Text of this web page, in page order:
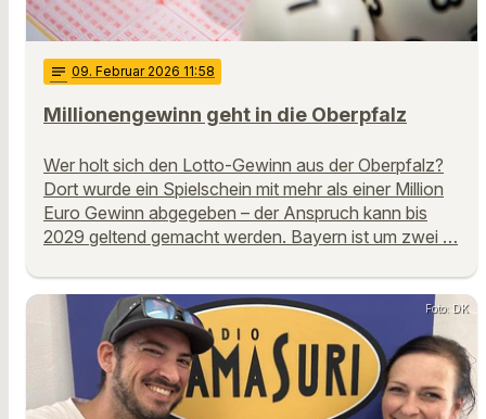
notes 09. Februar 2026 11:58
Millionengewinn geht in die Oberpfalz
Wer holt sich den Lotto-Gewinn aus der Oberpfalz?
Dort wurde ein Spielschein mit mehr als einer Million
Euro Gewinn abgegeben – der Anspruch kann bis
2029 geltend gemacht werden. Bayern ist um zwei …
Foto: DK